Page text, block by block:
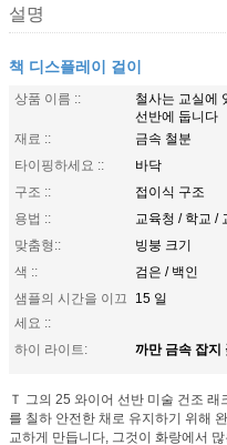
설명
책 디스플레이 걸이
상품 이름 ::
철사는 교실에
선반에 둡니다
재료 ::
금속 철분
타이핑하세요 ::
바닥
구조 ::
접이식 구조
용법 ::
교육청 / 학교 /
맞춤형::
빙붕 크기
색 ::
검은 / 백인
샘플의 시간을 이끄
세요 ::
15 일
하이 라이트: 까만 금속 잡지
Ｔ 그의 25 와이어 선반 미술 건조
를 칠하 안전한 채로 유지하기 위해
교하게 만듭니다, 그것이 화랑에서